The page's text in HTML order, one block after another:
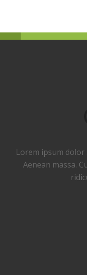
Lorem ipsum
Aenean massa.